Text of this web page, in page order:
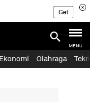
Get
MENU
Ekonomi Olahraga